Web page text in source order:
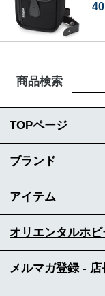
商品検索
TOPページ
ブランド
アイテム
オリエンタルホビ
メルマガ登録 -